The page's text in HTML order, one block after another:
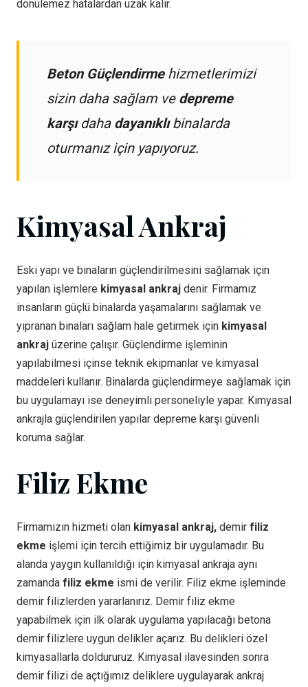
dönülemez hatalardan uzak kalır.
Beton Güçlendirmehizmetlerimizi
sizin daha sağlam ve depreme
karşıdaha dayanıklıbinalarda
oturmanız için yapıyoruz.
Kimyasal Ankraj
Eski yapı ve binaların güçlendirilmesini sağlamak için
yapılan işlemlere kimyasal ankraj denir. Firmamız
insanların güçlü binalarda yaşamalarını sağlamak ve
yıpranan binaları sağlam hale getirmek için kimyasal
ankraj üzerine çalışır. Güçlendirme işleminin
yapılabilmesi içinse teknik ekipmanlar ve kimyasal
maddeleri kullanır. Binalarda güçlendirmeye sağlamak için
bu uygulamayı ise deneyimli personeliyle yapar. Kimyasal
ankrajla güçlendirilen yapılar depreme karşı güvenli
koruma sağlar.
Filiz Ekme
Firmamızın hizmeti olan kimyasal ankraj, demir filiz
ekme işlemi için tercih ettiğimiz bir uygulamadır. Bu
alanda yaygın kullanıldığı için kimyasal ankraja aynı
zamanda filiz ekme ismi de verilir. Filiz ekme işleminde
demir filizlerden yararlanırız. Demir filiz ekme
yapabilmek için ilk olarak uygulama yapılacağı betona
demir filizlere uygun delikler açarız. Bu delikleri özel
kimyasallarla doldururuz. Kimyasal ilavesinden sonra
demir filizi de açtığımız deliklere uygulayarak ankraj